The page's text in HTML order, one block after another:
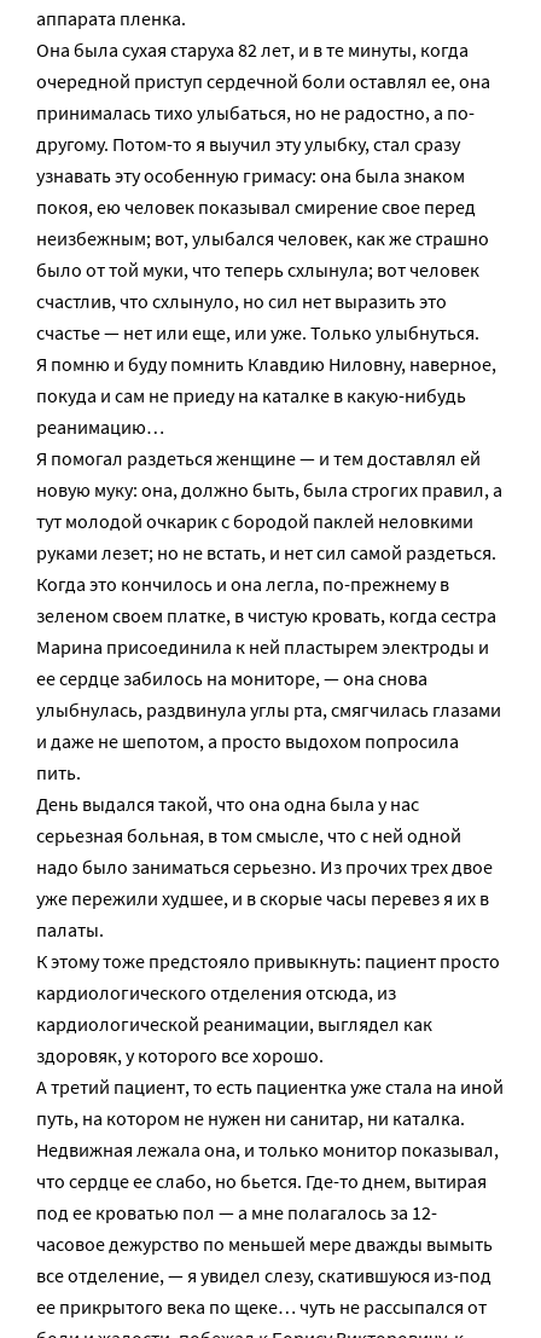
аппарата пленка.
Она была сухая старуха 82 лет, и в те минуты, когда
очередной приступ сердечной боли оставлял ее, она
принималась тихо улыбаться, но не радостно, а по-
другому. Потом-то я выучил эту улыбку, стал сразу
узнавать эту особенную гримасу: она была знаком
покоя, ею человек показывал смирение свое перед
неизбежным; вот, улыбался человек, как же страшно
было от той муки, что теперь схлынула; вот человек
счастлив, что схлынуло, но сил нет выразить это
счастье — нет или еще, или уже. Только улыбнуться.
Я помню и буду помнить Клавдию Ниловну, наверное,
покуда и сам не приеду на каталке в какую-нибудь
реанимацию…
Я помогал раздеться женщине — и тем доставлял ей
новую муку: она, должно быть, была строгих правил, а
тут молодой очкарик с бородой паклей неловкими
руками лезет; но не встать, и нет сил самой раздеться.
Когда это кончилось и она легла, по-прежнему в
зеленом своем платке, в чистую кровать, когда сестра
Марина присоединила к ней пластырем электроды и
ее сердце забилось на мониторе, — она снова
улыбнулась, раздвинула углы рта, смягчилась глазами
и даже не шепотом, а просто выдохом попросила
пить.
День выдался такой, что она одна была у нас
серьезная больная, в том смысле, что с ней одной
надо было заниматься серьезно. Из прочих трех двое
уже пережили худшее, и в скорые часы перевез я их в
палаты.
К этому тоже предстояло привыкнуть: пациент просто
кардиологического отделения отсюда, из
кардиологической реанимации, выглядел как
здоровяк, у которого все хорошо.
А третий пациент, то есть пациентка уже стала на иной
путь, на котором не нужен ни санитар, ни каталка.
Недвижная лежала она, и только монитор показывал,
что сердце ее слабо, но бьется. Где-то днем, вытирая
под ее кроватью пол — а мне полагалось за 12-
часовое дежурство по меньшей мере дважды вымыть
все отделение, — я увидел слезу, скатившуюся из-под
ее прикрытого века по щеке… чуть не рассыпался от